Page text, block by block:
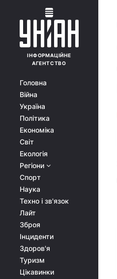
ІНФОРМАЦІЙНЕ
АГЕНТСТВО
Головна
Війна
Україна
Політика
Економіка
Світ
Екологія
Регіони
Спорт
Наука
Техно і зв'язок
Лайт
Зброя
Інциденти
Здоров'я
Туризм
Цікавинки